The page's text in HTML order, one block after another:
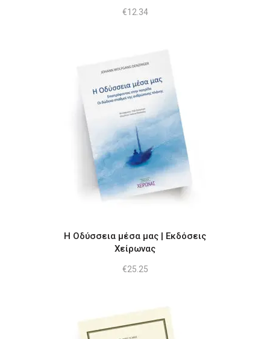
€12.34
Η Οδύσσεια μέσα μας | Εκδόσεις
Χείρωνας
€25.25